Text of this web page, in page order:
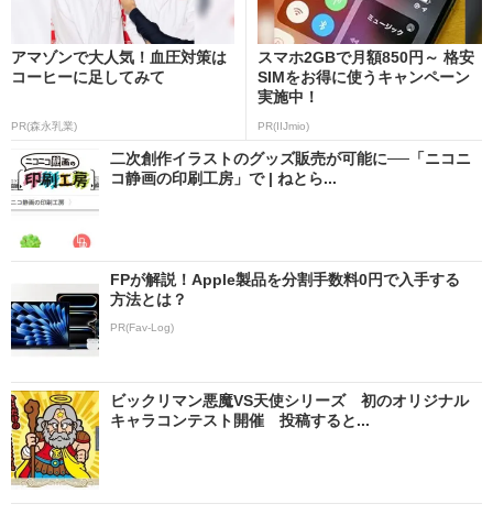
アマゾンで大人気！血圧対策は
コーヒーに足してみて
PR(森永乳業)
スマホ2GBで月額850円～ 格安
SIMをお得に使うキャンペーン
実施中！
PR(IIJmio)
二次創作イラストのグッズ販売が可能に──「ニコニ
コ静画の印刷工房」で | ねとら...
FPが解説！Apple製品を分割手数料0円で入手する
方法とは？
PR(Fav-Log)
ビックリマン悪魔VS天使シリーズ 初のオリジナル
キャラコンテスト開催 投稿すると...